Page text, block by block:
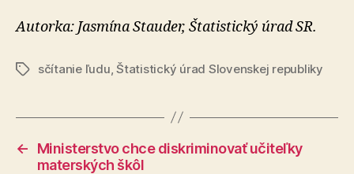
Autorka: Jasmína Stauder, Štatistický úrad SR.
Značkysčítanie ľudu ,Štatistický úrad Slovenskej republiky
←
Ministerstvo chce diskriminovať učiteľky
materských škôl